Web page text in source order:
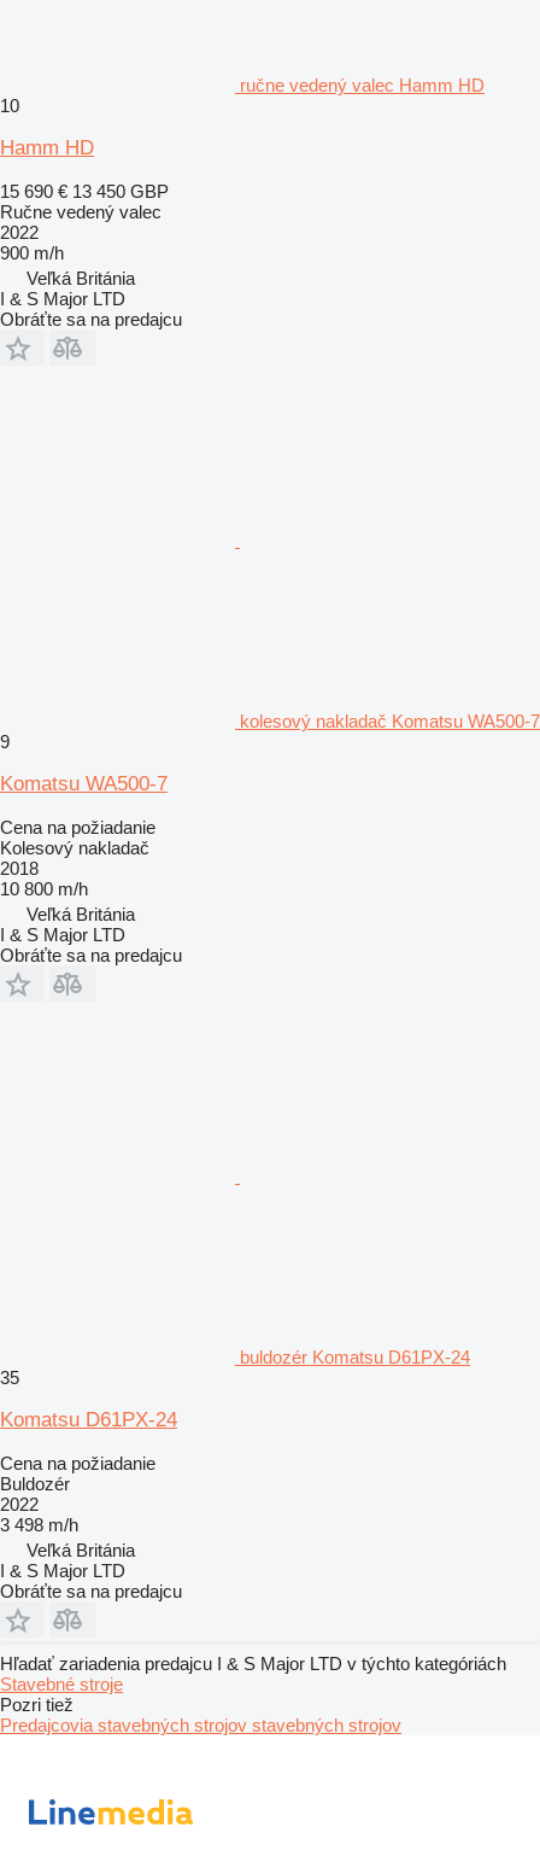
ručne vedený valec Hamm HD
10
Hamm HD
15 690 € 13 450 GBP
Ručne vedený valec
2022
900 m/h
Veľká Británia
I & S Major LTD
Obráťte sa na predajcu
kolesový nakladač Komatsu WA500-7
9
Komatsu WA500-7
Cena na požiadanie
Kolesový nakladač
2018
10 800 m/h
Veľká Británia
I & S Major LTD
Obráťte sa na predajcu
buldozér Komatsu D61PX-24
35
Komatsu D61PX-24
Cena na požiadanie
Buldozér
2022
3 498 m/h
Veľká Británia
I & S Major LTD
Obráťte sa na predajcu
Hľadať zariadenia predajcu I & S Major LTD v týchto kategóriách
Stavebné stroje
Pozri tiež
Predajcovia stavebných strojov stavebných strojov